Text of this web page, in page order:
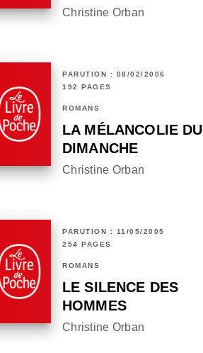
Christine Orban
PARUTION : 08/02/2006
192 PAGES
ROMANS
LA MÉLANCOLIE DU
DIMANCHE
Christine Orban
PARUTION : 11/05/2005
254 PAGES
ROMANS
LE SILENCE DES
HOMMES
Christine Orban